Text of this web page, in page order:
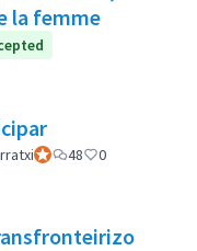
la femme
Participant officiel
48 0